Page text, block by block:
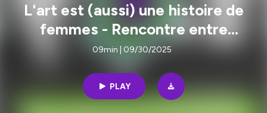
L'art est (aussi) une histoire de
femmes - Rencontre entre
Camille Morineau et Emilie Martin
Neute
09min | 09/30/2025
PLAY